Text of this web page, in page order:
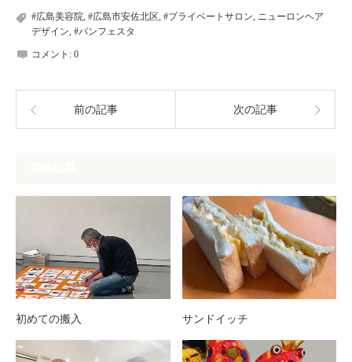
#広島美容院 #広島市安佐北区 #プライベートサロン
ニューロンヘア
デザイン #パンフェスタ
コメント: 0
前の記事 次の記事
初めての搬入 サンドイッチ